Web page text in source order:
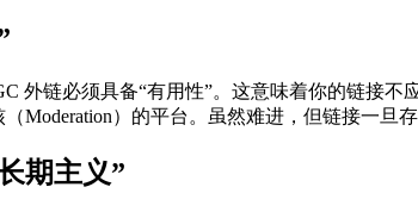
外链必须具备“有用性”。这意味着你的链接不
Moderation）的平台。虽然难进，但链接一旦
期主义”